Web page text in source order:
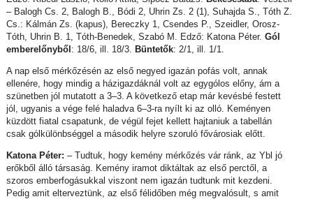
– Balogh Cs. 2, Balogh B., Bódi 2, Uhrin Zs. 2 (1), Suhajda S., Tóth Z.
Cs.: Kálmán Zs. (kapus), Bereczky 1, Csendes P., Szeidler, Orosz-
Tóth, Uhrin B. 1, Tóth-Benedek, Szabó M. Edző: Katona Péter. Gól
emberelőnyből: 18/6, ill. 18/3. Büntetők: 2/1, ill. 1/1.
A nap első mérkőzésén az első negyed igazán pofás volt, annak
ellenére, hogy mindig a házigazdáknál volt az egygólos előny, ám a
szünetben jól mutatott a 3–3. A következő etap már kevésbé festett
jól, ugyanis a vége felé haladva 6–3-ra nyílt ki az olló. Keményen
küzdött fiatal csapatunk, de végül fejet kellett hajtaniuk a tabellán
csak gólkülönbséggel a második helyre szoruló fővárosiak előtt.
Katona Péter: – Tudtuk, hogy kemény mérkőzés vár ránk, az Ybl jó
erőkből álló társaság. Kemény iramot diktáltak az első perctől, a
szoros emberfogásukkal viszont nem igazán tudtunk mit kezdeni.
Pedig amit elterveztünk, az első félidőben még megvalósult, s amit